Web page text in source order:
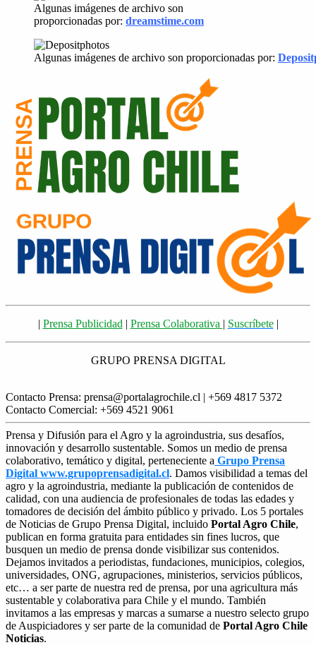
Algunas imágenes de archivo son
proporcionadas por: dreamstime.com
Algunas imágenes de archivo son proporcionadas por:
| Prensa Publicidad | Prensa Colaborativa | Suscríbete|
GRUPO PRENSA DIGITAL
Contacto Prensa: prensa@portalagrochile.cl | +569 4817 5372
Contacto Comercial: +569 4521 9061
Prensa y Difusión para el Agro y la agroindustria, sus desafíos,
innovación y desarrollo sustentable. Somos un medio de prensa
colaborativo, temático y digital, perteneciente a Grupo Prensa
Digital www.grupoprensadigital.cl. Damos visibilidad a temas del
agro y la agroindustria, mediante la publicación de contenidos de
calidad, con una audiencia de profesionales de todas las edades y
tomadores de decisión del ámbito público y privado. Los 5 portales
de Noticias de Grupo Prensa Digital, incluido Portal Agro Chile,
publican en forma gratuita para entidades sin fines lucros, que
busquen un medio de prensa donde visibilizar sus contenidos.
Dejamos invitados a periodistas, fundaciones, municipios, colegios,
universidades, ONG, agrupaciones, ministerios, servicios públicos,
etc… a ser parte de nuestra red de prensa, por una agricultura más
sustentable y colaborativa para Chile y el mundo. También
invitamos a las empresas y marcas a sumarse a nuestro selecto grupo
de Auspiciadores y ser parte de la comunidad de Portal Agro Chile
Noticias.